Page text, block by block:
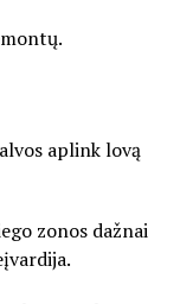
aplink lovą
zonos dažnai